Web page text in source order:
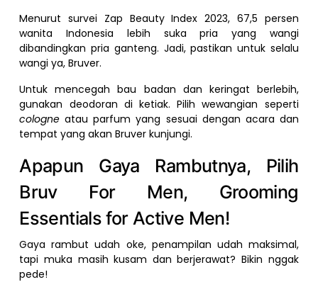
Menurut survei Zap Beauty Index 2023, 67,5 persen
wanita Indonesia lebih suka pria yang wangi
dibandingkan pria ganteng. Jadi, pastikan untuk selalu
wangi ya, Bruver.
Untuk mencegah bau badan dan keringat berlebih,
gunakan deodoran di ketiak. Pilih wewangian seperti
cologneatau parfum yang sesuai dengan acara dan
tempat yang akan Bruver kunjungi.
Apapun Gaya Rambutnya, Pilih
Bruv For Men, Grooming
Essentials for Active Men!
Gaya rambut udah oke, penampilan udah maksimal,
tapi muka masih kusam dan berjerawat? Bikin nggak
pede!